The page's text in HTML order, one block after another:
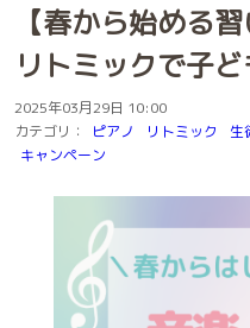
【春から始める
リトミックで子
2025年03月29日 10:00
カテゴリ：
ピアノ リトミック 生
キャンペーン